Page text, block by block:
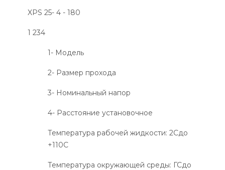
XPS 25- 4 - 180
1 234
1- Модель
2- Размер прохода
3- Номинальный напор
4- Расстояние установочное
Температура рабочей жидкости: 2Сдо
+110С
Температура окружающей среды: ГСдо